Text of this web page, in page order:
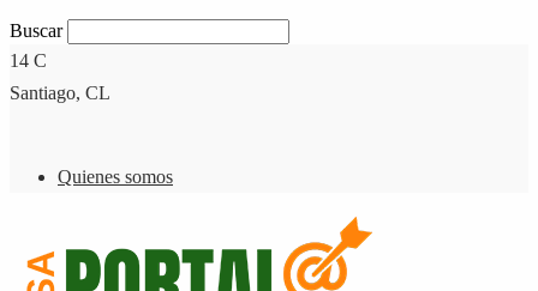
Buscar
14 C
Santiago, CL
Quienes somos